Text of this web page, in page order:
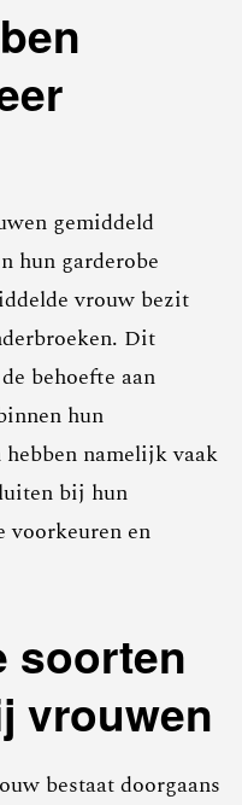
gemiddeld
hun garderobe
vrouw bezit
Dit
behoefte aan
hun
namelijk vaak
bij hun
voorkeuren en
soorten
vrouwen
bestaat doorgaans